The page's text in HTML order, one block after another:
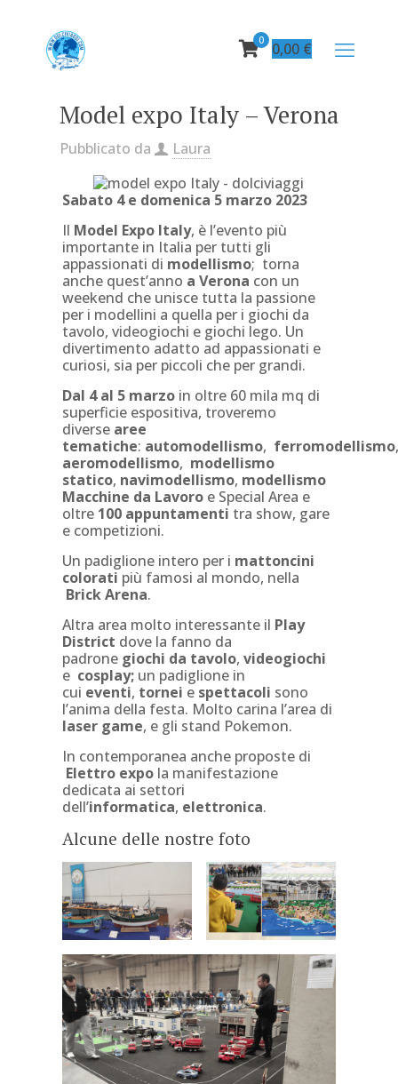
0 0,00 €
Model expo Italy – Verona
Pubblicato da Laura
Sabato 4 e domenica 5 marzo 2023
Il Model Expo Italy, è l’evento più
importante in Italia per tutti gli
appassionati di modellismo; torna
anche quest’anno a Verona con un
weekend che unisce tutta la passione
per i modellini a quella per i giochi da
tavolo, videogiochi e giochi lego. Un
divertimento adatto ad appassionati e
curiosi, sia per piccoli che per grandi.
Dal 4 al 5 marzoin oltre 60 mila mq di
superficie espositiva, troveremo
diverse aree
tematiche: automodellismo, ferromodellismo,
aeromodellismo, modellismo
statico, navimodellismo, modellismo
Macchine da Lavoroe Special Area e
oltre 100 appuntamenti tra show, gare
e competizioni.
Un padiglione intero per i mattoncini
colorati più famosi al mondo, nella
Brick Arena.
Altra area molto interessante il Play
District dove la fanno da
padrone giochi da tavolo, videogiochi
e cosplay; un padiglione in
cui eventi, tornei e spettacoli sono
l’anima della festa. Molto carina l’area di
laser game, e gli stand Pokemon.
In contemporanea anche proposte di
Elettro expola manifestazione
dedicata ai settori
dell’informatica, elettronica.
Alcune delle nostre foto